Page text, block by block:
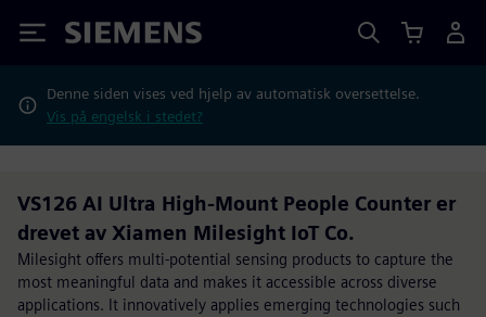
Siemens
Denne siden vises ved hjelp av automatisk oversettelse.
Vis på engelsk i stedet?
VS126 AI Ultra High-Mount People Counter er
drevet av Xiamen Milesight IoT Co.
Milesight offers multi-potential sensing products to capture the
most meaningful data and makes it accessible across diverse
applications. It innovatively applies emerging technologies such